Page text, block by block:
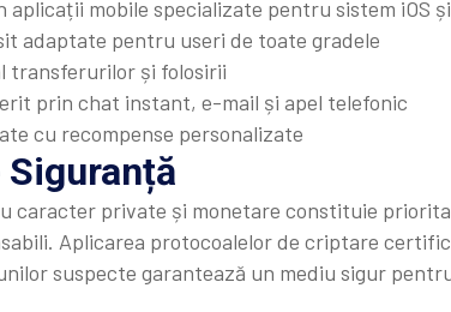
aplicații mobile specializate pentru sistem iOS
adaptate pentru useri de toate gradele
transferurilor și folosirii
prin chat instant, e-mail și apel telefonic
cu recompense personalizate
caracter private și monetare constituie
Aplicarea protocoalelor de criptare
suspecte garantează un mediu sigur